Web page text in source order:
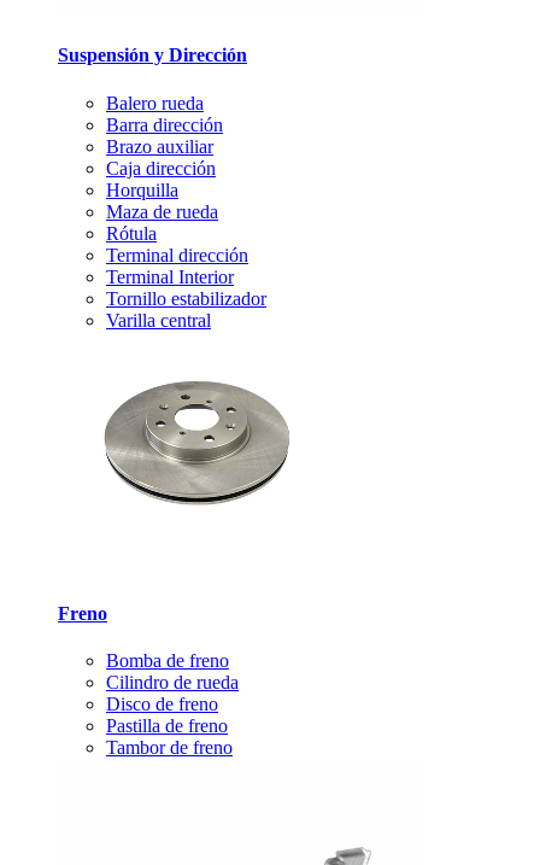
Suspensión y Dirección
Balero rueda
Barra dirección
Brazo auxiliar
Caja dirección
Horquilla
Maza de rueda
Rótula
Terminal dirección
Terminal Interior
Tornillo estabilizador
Varilla central
Freno
Bomba de freno
Cilindro de rueda
Disco de freno
Pastilla de freno
Tambor de freno